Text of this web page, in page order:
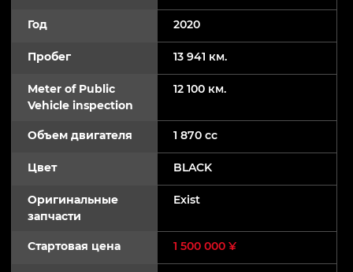
Год 2020
Пробег 13 941 км.
Meter of Public
Vehicle inspection
12 100 км.
Объем двигателя 1 870 cc
Цвет BLACK
Оригинальные
запчасти
Exist
Стартовая цена 1 500 000 ¥